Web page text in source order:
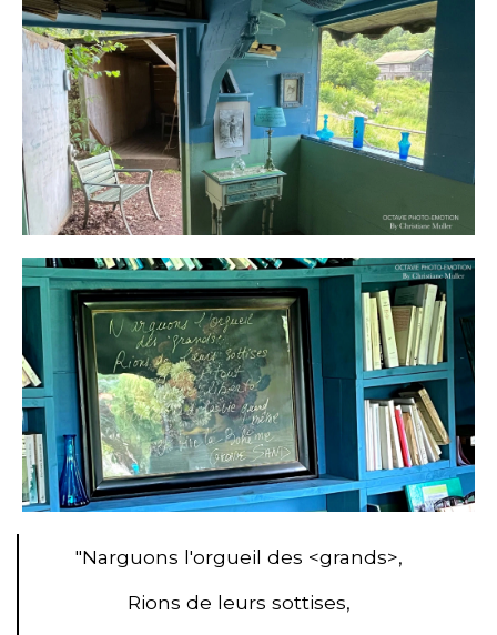
"Narguons l'orgueil des <grands>,
Rions de leurs sottises,